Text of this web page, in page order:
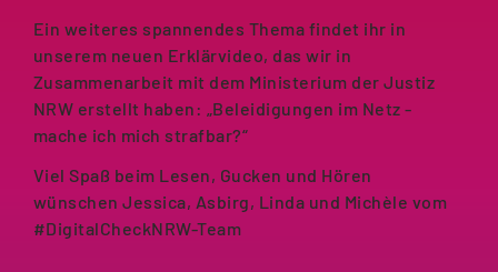
Ein weiteres spannendes Thema findet ihr in
unserem neuen Erklärvideo, das wir in
Zusammenarbeit mit dem Ministerium der Justiz
NRW erstellt haben: „Beleidigungen im Netz -
mache ich mich strafbar?“
Viel Spaß beim Lesen, Gucken und Hören
wünschen Jessica, Asbirg, Linda und Michèle vom
#DigitalCheckNRW-Team